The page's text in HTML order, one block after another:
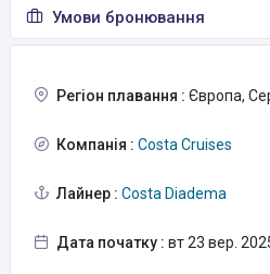
Умови бронювання
Регіон плавання : Європа,
Компанія : Costa Cruises
Лайнер : Costa Diadema
Дата початку : вт 23 вер.